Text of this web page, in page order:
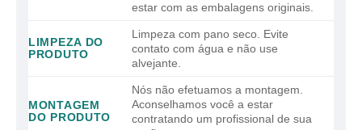
estar com as embalagens originais.
LIMPEZA DO
PRODUTO
Limpeza com pano seco. Evite
contato com água e não use
alvejante.
MONTAGEM
DO PRODUTO
Nós não efetuamos a montagem.
Aconselhamos você a estar
contratando um profissional de sua